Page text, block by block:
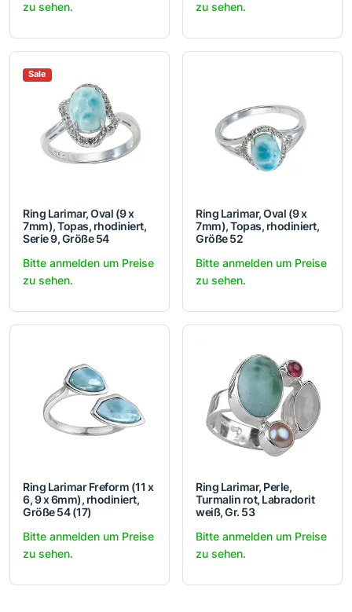
zu sehen. zu sehen.
Sale
Ring Larimar, Oval (9 x
7mm), Topas, rhodiniert,
Serie 9, Größe 54
Bitte anmelden um Preise
zu sehen.
Ring Larimar, Oval (9 x
7mm), Topas, rhodiniert,
Größe 52
Bitte anmelden um Preise
zu sehen.
Ring Larimar Freform (11 x
6, 9 x 6mm), rhodiniert,
Größe 54 (17)
Bitte anmelden um Preise
zu sehen.
Ring Larimar, Perle,
Turmalin rot, Labradorit
weiß, Gr. 53
Bitte anmelden um Preise
zu sehen.